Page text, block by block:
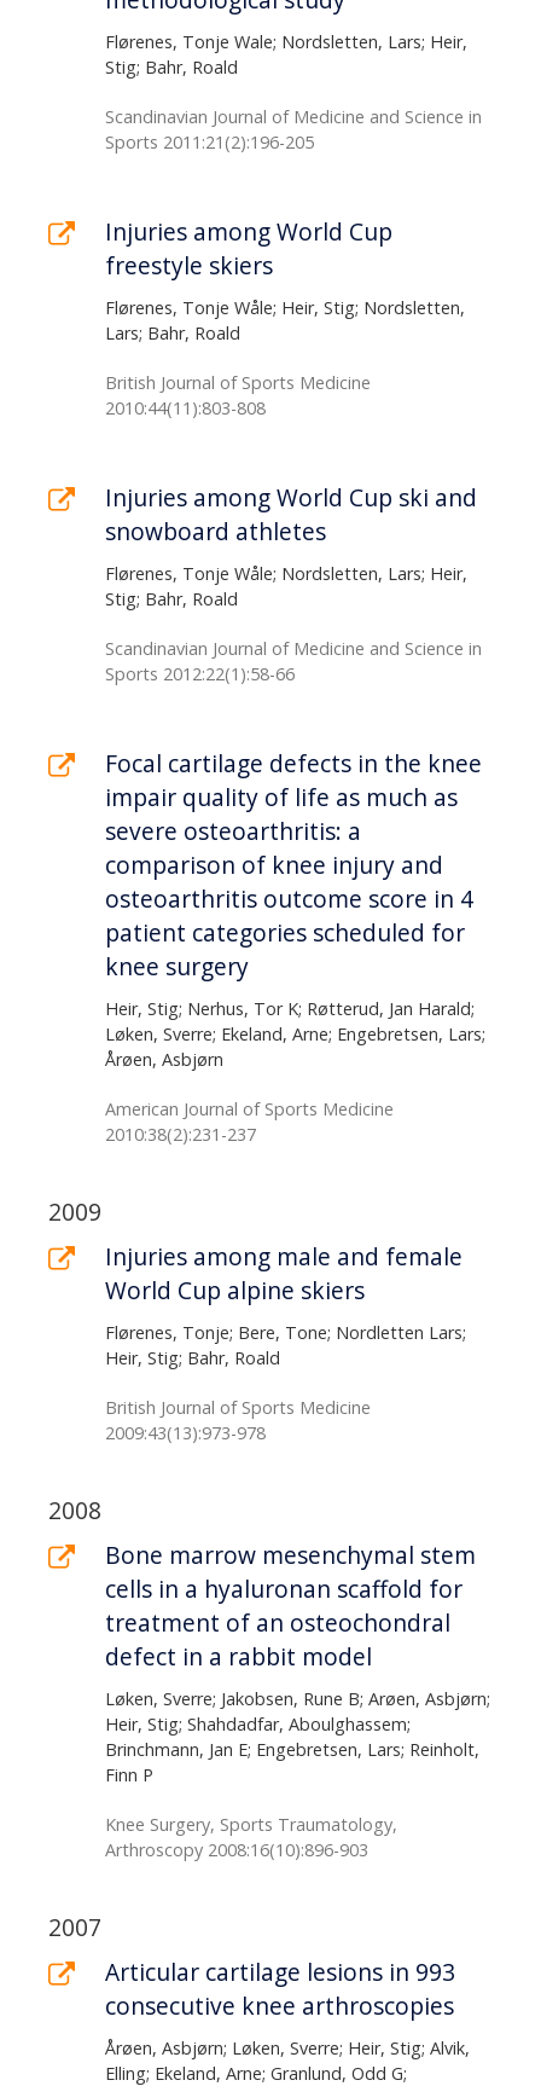
Flørenes, Tonje Wale; Nordsletten, Lars; Heir,
Stig; Bahr, Roald
Scandinavian Journal of Medicine and Science in
Sports 2011:21(2):196-205
Injuries among World Cup
freestyle skiers
Flørenes, Tonje Wåle; Heir, Stig; Nordsletten,
Lars; Bahr, Roald
British Journal of Sports Medicine
2010:44(11):803-808
Injuries among World Cup ski and
snowboard athletes
Flørenes, Tonje Wåle; Nordsletten, Lars; Heir,
Stig; Bahr, Roald
Scandinavian Journal of Medicine and Science in
Sports 2012:22(1):58-66
Focal cartilage defects in the knee
impair quality of life as much as
severe osteoarthritis: a
comparison of knee injury and
osteoarthritis outcome score in 4
patient categories scheduled for
knee surgery
Heir, Stig; Nerhus, Tor K; Røtterud, Jan Harald;
Løken, Sverre; Ekeland, Arne; Engebretsen, Lars;
Årøen, Asbjørn
American Journal of Sports Medicine
2010:38(2):231-237
2009
Injuries among male and female
World Cup alpine skiers
Flørenes, Tonje; Bere, Tone; Nordletten Lars;
Heir, Stig; Bahr, Roald
British Journal of Sports Medicine
2009:43(13):973-978
2008
Bone marrow mesenchymal stem
cells in a hyaluronan scaffold for
treatment of an osteochondral
defect in a rabbit model
Løken, Sverre; Jakobsen, Rune B; Arøen, Asbjørn;
Heir, Stig; Shahdadfar, Aboulghassem;
Brinchmann, Jan E; Engebretsen, Lars; Reinholt,
Finn P
Knee Surgery, Sports Traumatology,
Arthroscopy 2008:16(10):896-903
2007
Articular cartilage lesions in 993
consecutive knee arthroscopies
Årøen, Asbjørn; Løken, Sverre; Heir, Stig; Alvik,
Elling; Ekeland, Arne; Granlund, Odd G;